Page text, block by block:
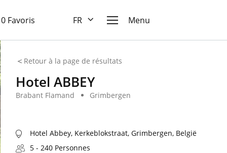
Favoris FR Menu
Retour à la page de résultats
Hotel ABBEY
Brabant Flamand Grimbergen
Hotel Abbey, Kerkeblokstraat, Grimbergen, België
5 - 240 Personnes